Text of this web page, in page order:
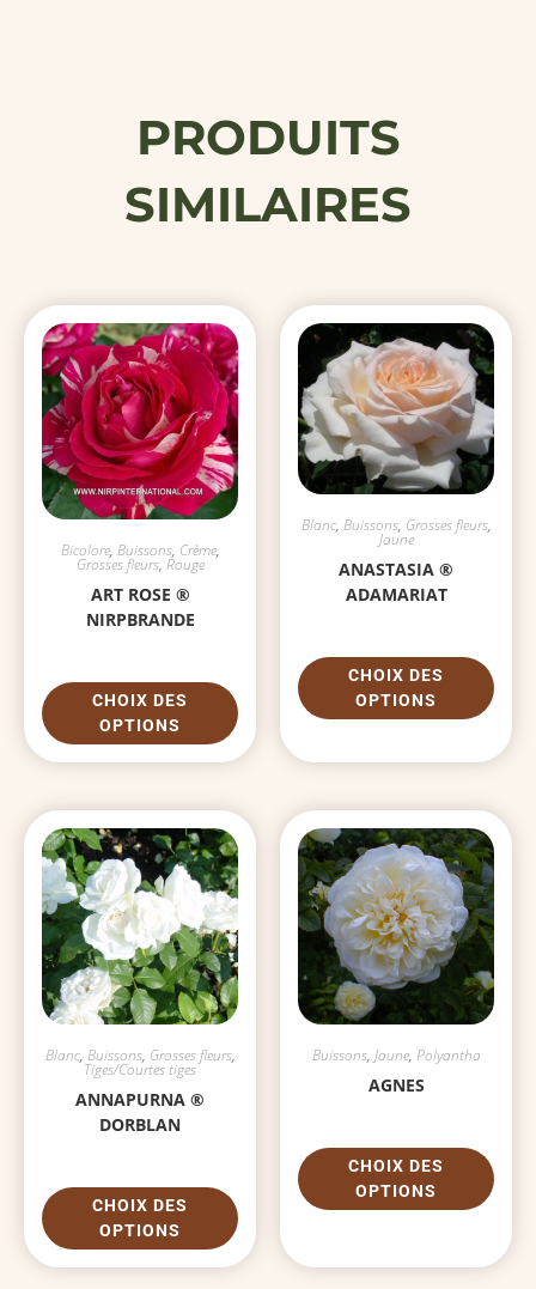
PRODUITS
SIMILAIRES
Bicolore, Buissons, Crème,
Grosses fleurs, Rouge
ART ROSE ®
NIRPBRANDE
CHOIX DES
OPTIONS
Blanc, Buissons, Grosses fleurs,
Jaune
ANASTASIA ®
ADAMARIAT
CHOIX DES
OPTIONS
Blanc, Buissons, Grosses fleurs,
Tiges/Courtes tiges
ANNAPURNA ®
DORBLAN
CHOIX DES
OPTIONS
Buissons, Jaune, Polyantha
AGNES
CHOIX DES
OPTIONS